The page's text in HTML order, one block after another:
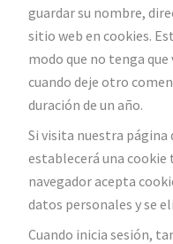
guardar su nombre,
sitio web en cookies.
modo que no tenga
cuando deje otro
duración de un año.
Si visita nuestra página
establecerá una
navegador acepta
datos personales y se
Cuando inicia sesión,